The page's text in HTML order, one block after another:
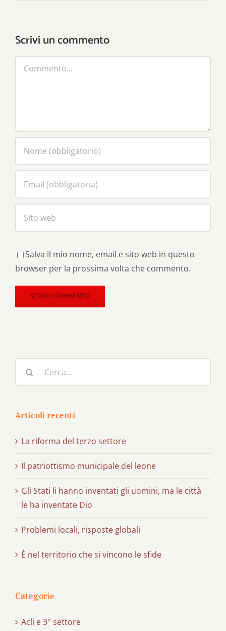
Scrivi un commento
Salva il mio nome, email e sito web in questo
browser per la prossima volta che commento.
per:
Articoli recenti
La riforma del terzo settore
Il patriottismo municipale del leone
Gli Stati li hanno inventati gli uomini, ma le città
le ha inventate Dio
Problemi locali, risposte globali
È nel territorio che si vincono le sfide
Categorie
Acli e 3° settore